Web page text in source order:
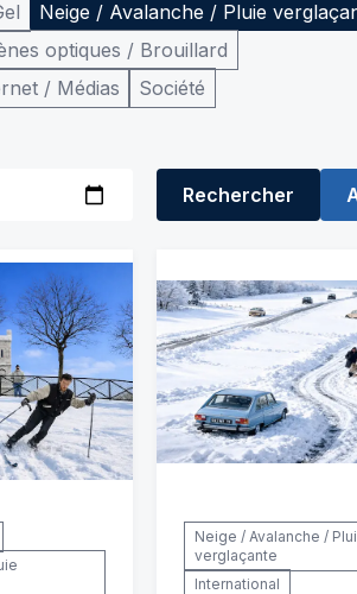
Neige / Avalanche / Pluie
optiques / Brouillard
/ Médias Société
Rechercher
Neige / Avalanche /
verglaçante
International